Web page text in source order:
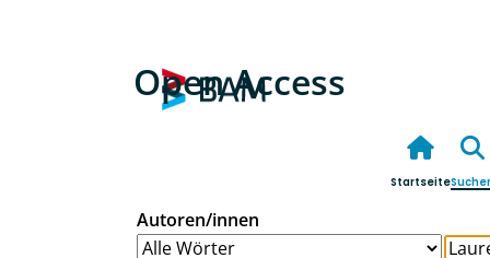
Open Access
Startseite
Autoren/innen